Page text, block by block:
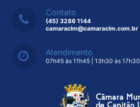
Contato
(45) 3286 1144
camaraclm@camaraclm.com.br
Atendimento
07h45 às 11h45 | 13h30 às 17h30